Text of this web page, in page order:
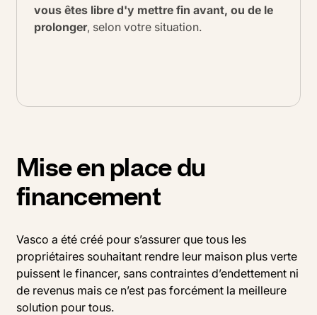
vous êtes libre d'y mettre fin avant, ou de le
prolonger, selon votre situation.
Mise en place du
financement
Vasco a été créé pour s’assurer que tous les
propriétaires souhaitant rendre leur maison plus verte
puissent le financer, sans contraintes d’endettement ni
de revenus mais ce n’est pas forcément la meilleure
solution pour tous.